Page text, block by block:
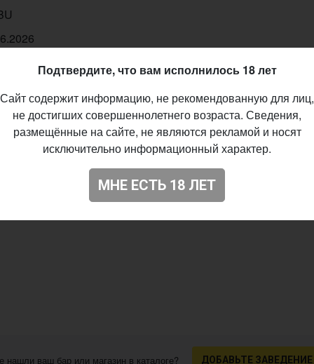
нашли ваш бар или магазин в каталоге? ДОБАВЬТЕ ЗАВЕДЕНИЕ
Подтвердите, что вам исполнилось 18 лет
Сайт содержит информацию, не рекомендованную для лиц,
не достигших совершеннолетнего возраста. Сведения,
размещённые на сайте, не являются рекламой и носят
исключительно информационный характер.
МНЕ ЕСТЬ 18 ЛЕТ